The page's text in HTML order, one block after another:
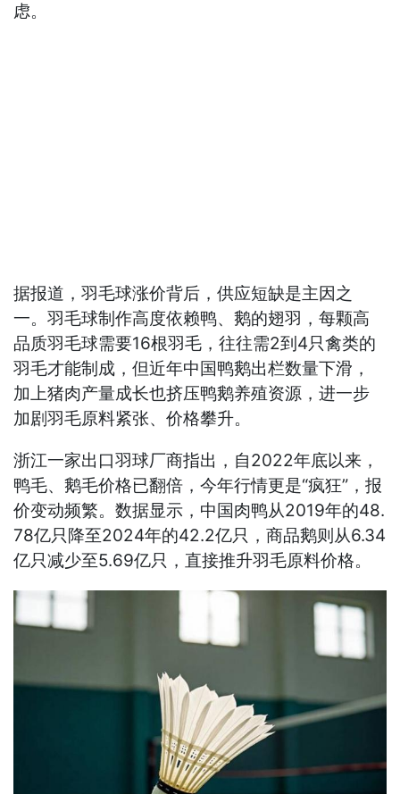
虑。
据报道，羽毛球涨价背后，供应短缺是主因之
一。羽毛球制作高度依赖鸭、鹅的翅羽，每颗高
品质羽毛球需要16根羽毛，往往需2到4只禽类的
羽毛才能制成，但近年中国鸭鹅出栏数量下滑，
加上猪肉产量成长也挤压鸭鹅养殖资源，进一步
加剧羽毛原料紧张、价格攀升。
浙江一家出口羽球厂商指出，自2022年底以来，
鸭毛、鹅毛价格已翻倍，今年行情更是“疯狂”，报
价变动频繁。数据显示，中国肉鸭从2019年的48.
78亿只降至2024年的42.2亿只，商品鹅则从6.34
亿只减少至5.69亿只，直接推升羽毛原料价格。